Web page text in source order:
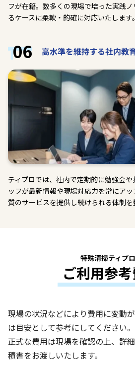
フが在籍。数多くの現場で培った実践
るケースに柔軟・的確に対応いたします。
06 高水準を維持する社内教
ティプロでは、社内で定期的に勉強会
ッフが最新情報や現場対応力を常にア
質のサービスを提供し続けられる体制を
特殊清掃ティプ
ご利用参
現場の状況などにより費用に変動
は目安として参考にしてください。
正式な費用は現場を確認の上、詳
積書をお渡しいたします。